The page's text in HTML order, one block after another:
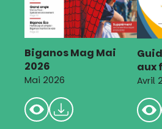
Biganos Mag Mai
2026
Mai 2026
aux
Avril